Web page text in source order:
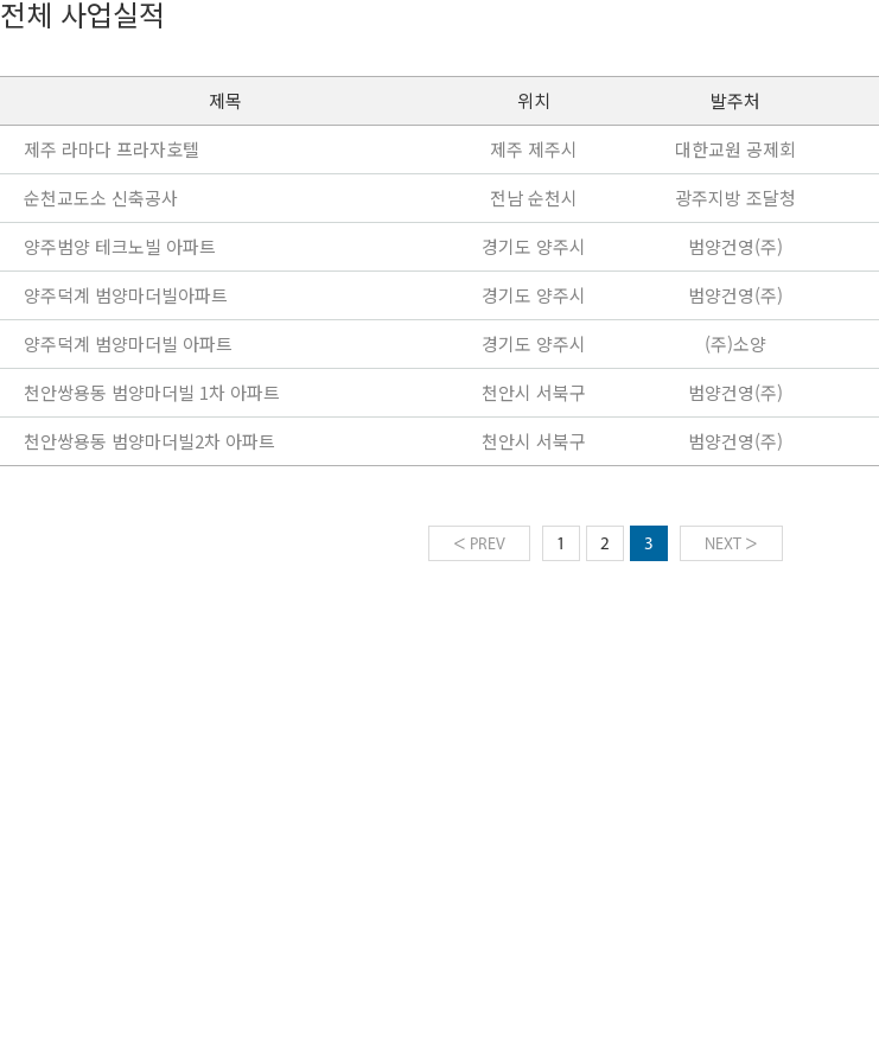
전체 사업실적
제목 위치 발주처
제주 라마다 프라자호텔
제주 제주시 대한교원 공제회
순천교도소 신축공사
전남 순천시 광주지방 조달청
양주범양 테크노빌 아파트
경기도 양주시 범양건영(주)
양주덕계 범양마더빌아파트
경기도 양주시 범양건영(주)
양주덕계 범양마더빌 아파트
경기도 양주시 (주)소양
천안쌍용동 범양마더빌 1차 아파트
천안시 서북구 범양건영(주)
천안쌍용동 범양마더빌2차 아파트
천안시 서북구 범양건영(주)
< PREV 1 2 3 NEXT >